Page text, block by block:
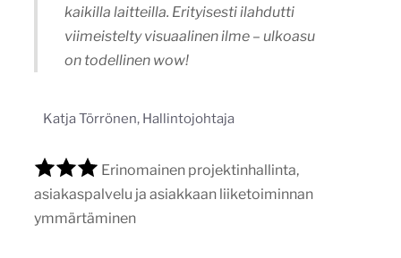
kaikilla laitteilla. Erityisesti ilahdutti
viimeistelty visuaalinen ilme – ulkoasu
on todellinen wow!
Katja Törrönen, Hallintojohtaja
Erinomainen projektinhallinta,
asiakaspalvelu ja asiakkaan liiketoiminnan
ymmärtäminen